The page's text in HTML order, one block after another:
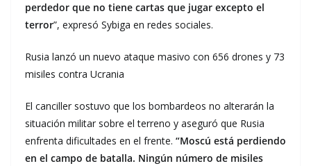
perdedor que no tiene cartas que jugar excepto el
terror”, expresó Sybiga en redes sociales.
Rusia lanzó un nuevo ataque masivo con 656 drones y 73
misiles contra Ucrania
El canciller sostuvo que los bombardeos no alterarán la
situación militar sobre el terreno y aseguró que Rusia
enfrenta dificultades en el frente. “Moscú está perdiendo
en el campo de batalla. Ningún número de misiles